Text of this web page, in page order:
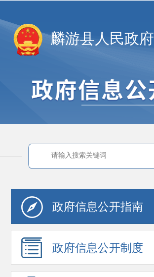
麟游县人民政府
政府信息公开指南
政府信息公开制度